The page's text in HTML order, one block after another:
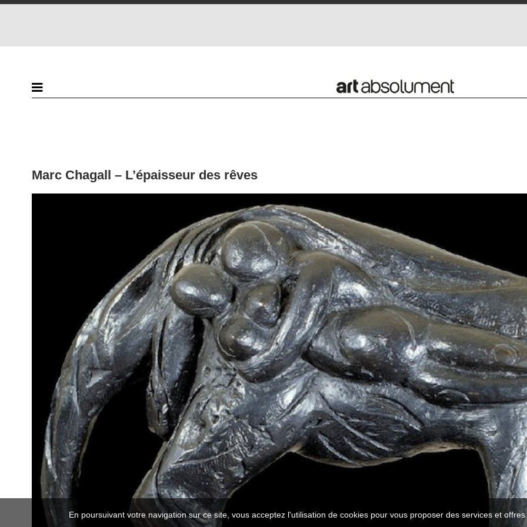
Marc Chagall – L’épaisseur des rêves
En poursuivant votre navigation sur ce site, vous acceptez l'utilisation de cookies pour vous proposer des services et